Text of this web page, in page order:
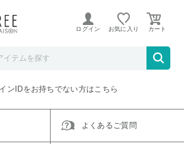
しております。
ログイン お気に入り
取り扱い終了、またはただいま取り扱い
ンIDをお持ちでない方はこちら
よくあるご質問